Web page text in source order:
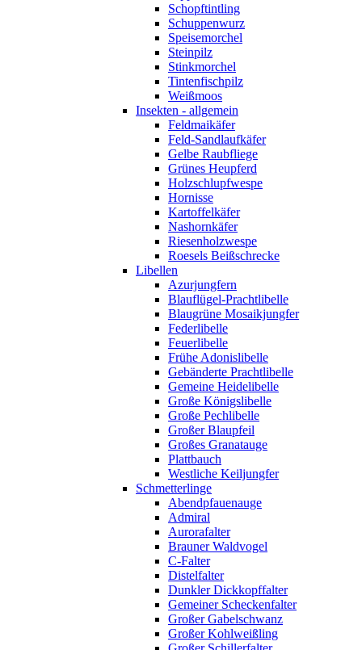
Schopftintling
Schuppenwurz
Speisemorchel
Steinpilz
Stinkmorchel
Tintenfischpilz
Weißmoos
Insekten - allgemein
Feldmaikäfer
Feld-Sandlaufkäfer
Gelbe Raubfliege
Grünes Heupferd
Holzschlupfwespe
Hornisse
Kartoffelkäfer
Nashornkäfer
Riesenholzwespe
Roesels Beißschrecke
Libellen
Azurjungfern
Blauflügel-Prachtlibelle
Blaugrüne Mosaikjungfer
Federlibelle
Feuerlibelle
Frühe Adonislibelle
Gebänderte Prachtlibelle
Gemeine Heidelibelle
Große Königslibelle
Große Pechlibelle
Großer Blaupfeil
Großes Granatauge
Plattbauch
Westliche Keiljungfer
Schmetterlinge
Abendpfauenauge
Admiral
Aurorafalter
Brauner Waldvogel
C-Falter
Distelfalter
Dunkler Dickkopffalter
Gemeiner Scheckenfalter
Großer Gabelschwanz
Großer Kohlweißling